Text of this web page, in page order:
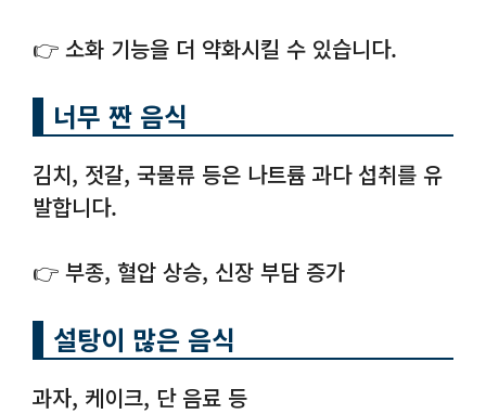
👉 소화 기능을 더 약화시킬 수 있습니다.
너무 짠 음식
김치, 젓갈, 국물류 등은 나트륨 과다 섭취를 유
발합니다.
👉 부종, 혈압 상승, 신장 부담 증가
설탕이 많은 음식
과자, 케이크, 단 음료 등